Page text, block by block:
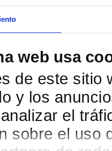
web usa
de este sitio
y los
el
sobre el uso